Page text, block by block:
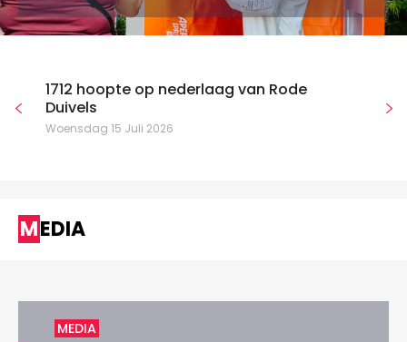
1712 hoopte op nederlaag van Rode
Duivels
Woensdag 15 Juli 2026
MEDIA
MEDIA